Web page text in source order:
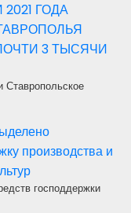
ГОДА
3 ТЫСЯЧИ
производства и
господдержки